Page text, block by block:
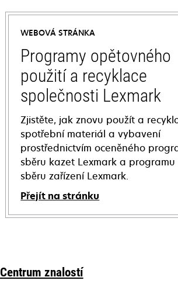
WEBOVÁ STRÁNKA
Programy opětovného
použití a recyklace
společnosti Lexmark
Zjistěte, jak znovu použít a
spotřební materiál a vybavení
prostřednictvím oceněného
sběru kazet Lexmark a programu
sběru zařízení Lexmark.
Přejít na stránku
Centrum znalostí